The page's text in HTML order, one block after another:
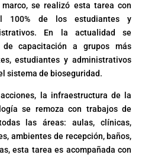
se realizó esta tarea con
100% de los estudiantes y
En la actualidad se
de capacitación a grupos más
estudiantes y administrativos
sistema de bioseguridad.
la infraestructura de la
se remoza con trabajos de
las áreas: aulas, clínicas,
ambientes de recepción, baños,
esta tarea es acompañada con